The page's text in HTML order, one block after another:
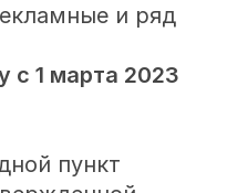
и ряд
с 1 марта 2023
пункт